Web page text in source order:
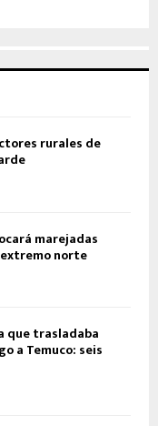
rurales de
marejadas
norte
que trasladaba
a Temuco: seis